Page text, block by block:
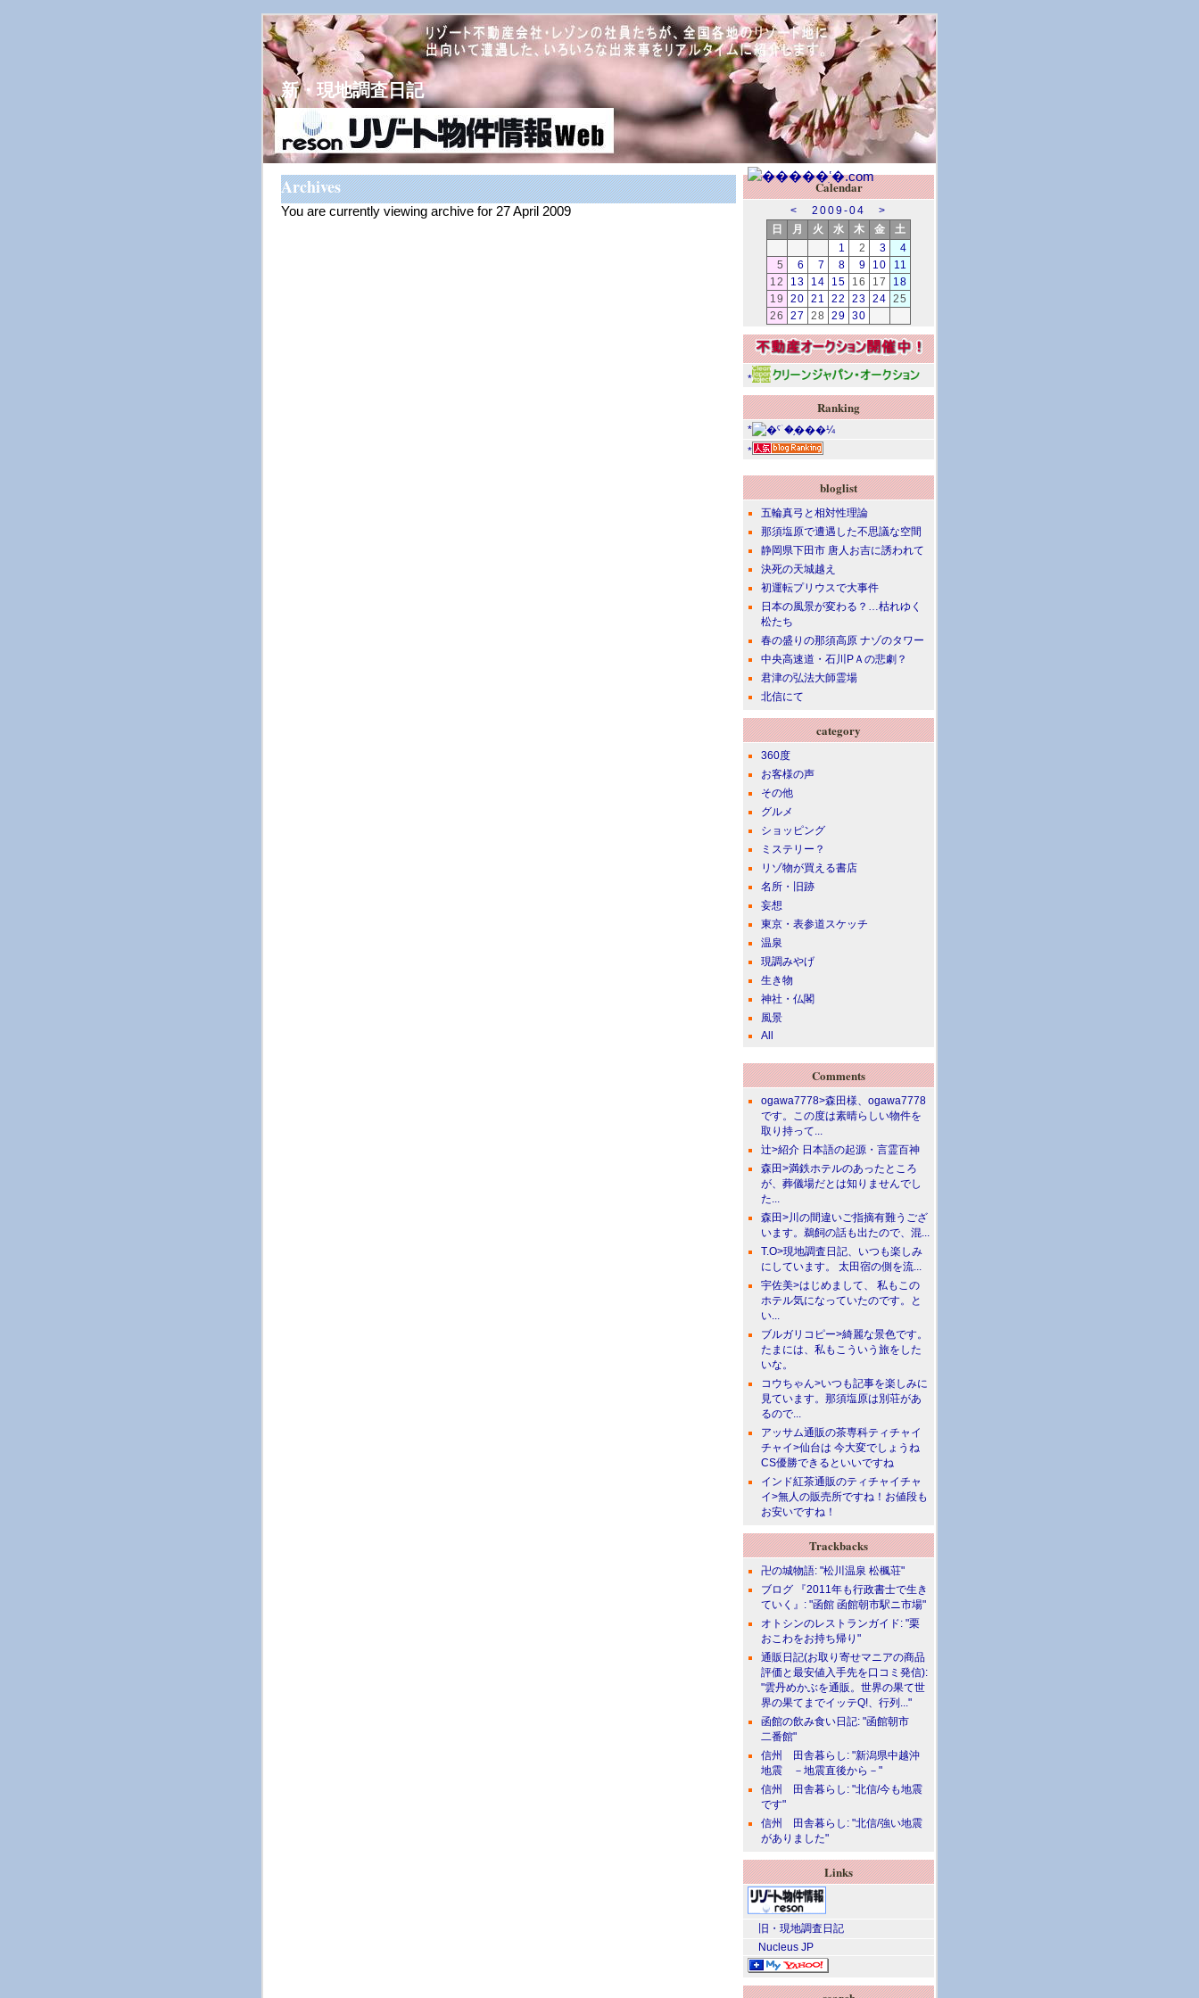
新・現地調査日記
Archives
You are currently viewing archive for 27 April 2009
Calendar
< 2009-04
>
日
月 火 水 木 金
土
1
2 3
4
5
6 7 8 9 10
11
12
13 14 15 16 17
18
19
20 21 22 23 24 25
26
27 28 29 30
*
Ranking
*
*
bloglist
五輪真弓と相対性理論
那須塩原で遭遇した不思議な空間
静岡県下田市 唐人お吉に誘われて
決死の天城越え
初運転プリウスで大事件
日本の風景が変わる？…枯れゆく
松たち
春の盛りの那須高原 ナゾのタワー
中央高速道・石川PＡの悲劇？
君津の弘法大師霊場
北信にて
category
360度
お客様の声
その他
グルメ
ショッピング
ミステリー？
リゾ物が買える書店
名所・旧跡
妄想
東京・表参道スケッチ
温泉
現調みやげ
生き物
神社・仏閣
風景
All
Comments
ogawa7778>森田様、ogawa7778
です。この度は素晴らしい物件を
取り持って...
辻>紹介 日本語の起源・言霊百神
森田>満鉄ホテルのあったところ
が、葬儀場だとは知りませんでし
た...
森田>川の間違いご指摘有難うござ
います。鵜飼の話も出たので、混...
T.O>現地調査日記、いつも楽しみ
にしています。 太田宿の側を流...
宇佐美>はじめまして、 私もこの
ホテル気になっていたのです。と
い...
ブルガリコピー>綺麗な景色です。
たまには、私もこういう旅をした
いな。
コウちゃん>いつも記事を楽しみに
見ています。那須塩原は別荘があ
るので...
アッサム通販の茶専科ティチャイ
チャイ>仙台は 今大変でしょうね
CS優勝できるといいですね
インド紅茶通販のティチャイチャ
イ>無人の販売所ですね！お値段も
お安いですね！
Trackbacks
卍の城物語: "松川温泉 松楓荘"
ブログ 『2011年も行政書士で生き
ていく』: "函館 函館朝市駅ニ市場"
オトシンのレストランガイド: "栗
おこわをお持ち帰り"
通販日記(お取り寄せマニアの商品
評価と最安値入手先を口コミ発信):
"雲丹めかぶを通販。世界の果て世
界の果てまでイッテQ!、行列..."
函館の飲み食い日記: "函館朝市
二番館"
信州 田舎暮らし: "新潟県中越沖
地震 －地震直後から－"
信州 田舎暮らし: "北信/今も地震
です"
信州 田舎暮らし: "北信/強い地震
がありました"
Links
旧・現地調査日記
Nucleus JP